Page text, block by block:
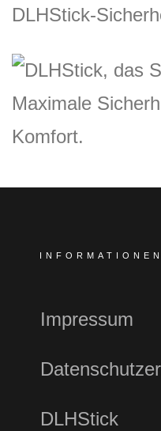
DLHStick-
INFORMATIONEN
Impressum
DLHStick